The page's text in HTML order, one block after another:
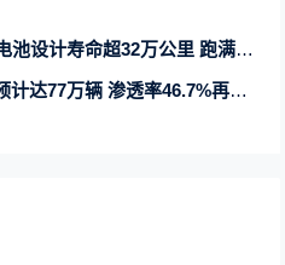
命超32万公里 跑满仅损失15%的容量
77万辆 渗透率46.7%再创新高